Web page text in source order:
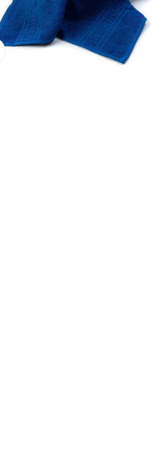
Увеличить